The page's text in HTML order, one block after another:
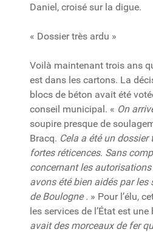
Daniel, croisé sur la digue.
« Dossier très ardu »
Voilà maintenant trois ans
est dans les cartons. La
blocs de béton avait été
conseil municipal. « On
soupire presque de
Bracq. Cela a été un dossier
fortes réticences. Sans
concernant les
avons été bien aidés par les
de Boulogne . » Pour l’élu,
les services de l’État est une
avait des morceaux de fer